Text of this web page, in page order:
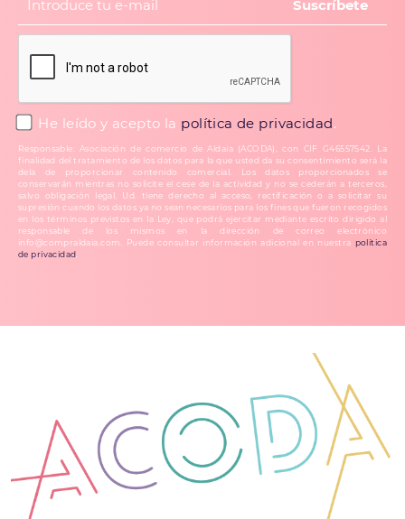
He leído y acepto la política de privacidad.
Responsable: Asociación de comercio de Aldaia (ACODA), con CIF G46557542. La
finalidad del tratamiento de los datos para la que usted da su consentimiento será la
dela de proporcionar contenido comercial. Los datos proporcionados se
conservarán mientras no solicite el cese de la actividad y no se cederán a terceros,
salvo obligación legal. Ud. tiene derecho al acceso, rectificación o a solicitar su
supresión cuando los datos ya no sean necesarios para los fines que fueron recogidos
en los términos previstos en la Ley, que podrá ejercitar mediante escrito dirigido al
responsable de los mismos en la dirección de correo electrónico
info@compraldaia.com. Puede consultar información adicional en nuestra política
de privacidad